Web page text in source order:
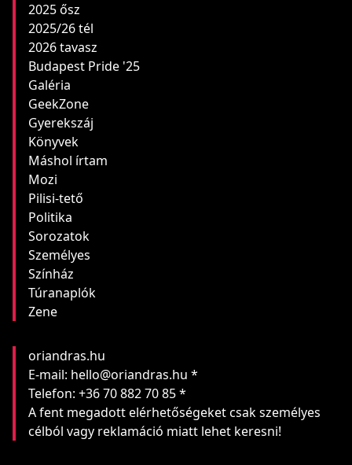
2025 ősz
2025/26 tél
2026 tavasz
Budapest Pride '25
Galéria
GeekZone
Gyerekszáj
Könyvek
Máshol írtam
Mozi
Pilisi-tető
Politika
Sorozatok
Személyes
Színház
Túranaplók
Zene
oriandras.hu
E-mail: hello@oriandras.hu *
Telefon: +36 70 882 70 85 *
A fent megadott elérhetőségeket csak személyes
célból vagy reklamáció miatt lehet keresni!